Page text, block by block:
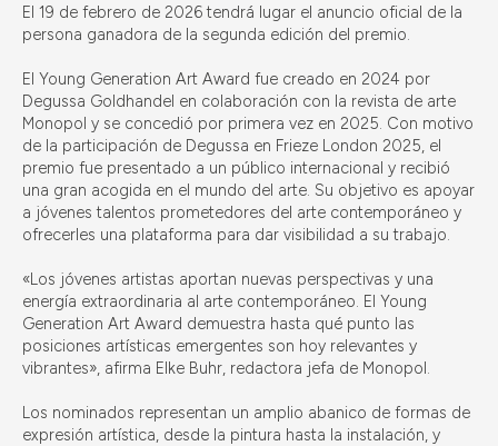
El 19 de febrero de 2026 tendrá lugar el anuncio oficial de la
persona ganadora de la segunda edición del premio.
El Young Generation Art Award fue creado en 2024 por
Degussa Goldhandel en colaboración con la revista de arte
Monopol y se concedió por primera vez en 2025. Con motivo
de la participación de Degussa en Frieze London 2025, el
premio fue presentado a un público internacional y recibió
una gran acogida en el mundo del arte. Su objetivo es apoyar
a jóvenes talentos prometedores del arte contemporáneo y
ofrecerles una plataforma para dar visibilidad a su trabajo.
«Los jóvenes artistas aportan nuevas perspectivas y una
energía extraordinaria al arte contemporáneo. El Young
Generation Art Award demuestra hasta qué punto las
posiciones artísticas emergentes son hoy relevantes y
vibrantes», afirma Elke Buhr, redactora jefa de Monopol.
Los nominados representan un amplio abanico de formas de
expresión artística, desde la pintura hasta la instalación, y